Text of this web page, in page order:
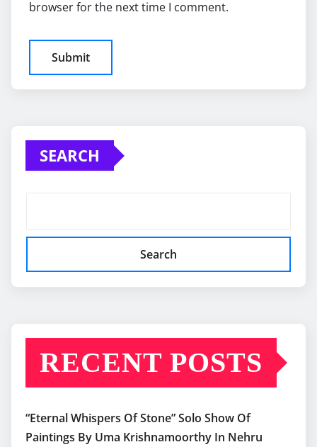
browser for the next time I comment.
SEARCH
Search
RECENT POSTS
“Eternal Whispers Of Stone” Solo Show Of
Paintings By Uma Krishnamoorthy In Nehru